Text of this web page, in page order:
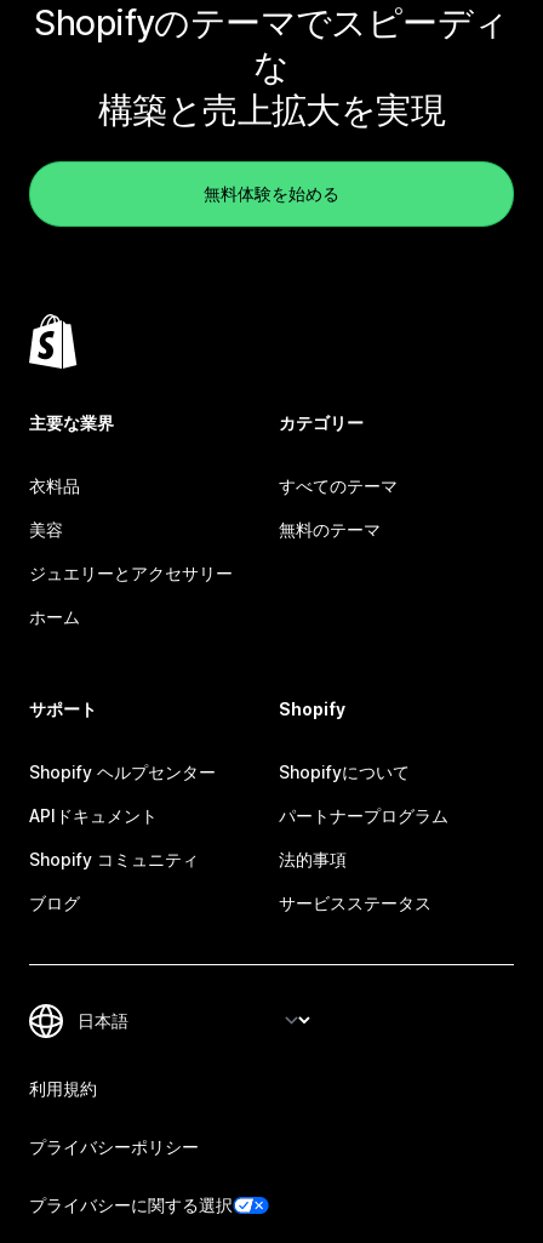
Shopifyのテーマでスピーディ
な
構築と売上拡大を実現
無料体験を始める
主要な業界
衣料品
美容
ジュエリーとアクセサリー
ホーム
カテゴリー
すべてのテーマ
無料のテーマ
サポート
Shopify ヘルプセンター
APIドキュメント
Shopify コミュニティ
ブログ
Shopify
Shopifyについて
パートナープログラム
法的事項
サービスステータス
利用規約
プライバシーポリシー
プライバシーに関する選択